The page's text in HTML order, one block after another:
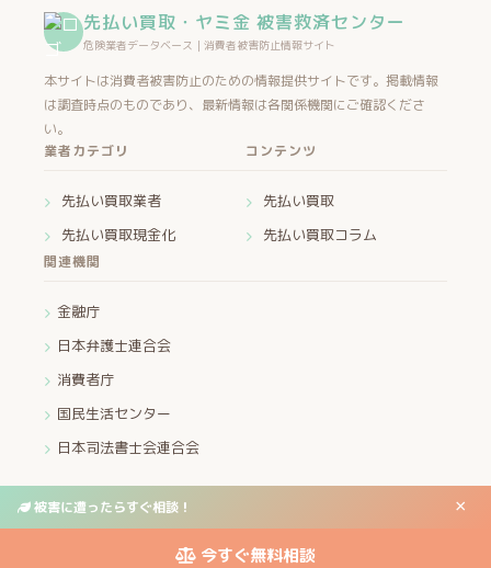
先払い買取・ヤミ金 被害救済センター
危険業者データベース｜消費者被害防止情報サイト
本サイトは消費者被害防止のための情報提供サイトです。掲載情報
は調査時点のものであり、最新情報は各関係機関にご確認くださ
い。
業者カテゴリ
先払い買取業者
先払い買取現金化
コンテンツ
先払い買取
先払い買取コラム
関連機関
金融庁
日本弁護士連合会
消費者庁
国民生活センター
日本司法書士会連合会
運営者情報プライバシーポリシーお問い合わせ
© 2026 先払い買取・ヤミ金 被害救済センター All Rights Reserved.
被害に遭ったらすぐ相談！ ×
今すぐ無料相談